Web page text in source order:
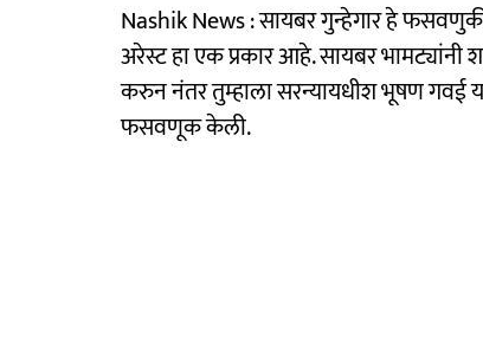
Nashik News : सायबर गुन्हेगार हे
अरेस्ट हा एक प्रकार आहे. सायबर भामट्यांनी
करुन नंतर तुम्हाला सरन्यायधीश भूषण गवई
फसवणूक केली.